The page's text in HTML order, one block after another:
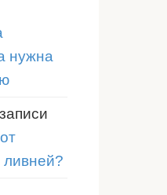
нужна
ливней?